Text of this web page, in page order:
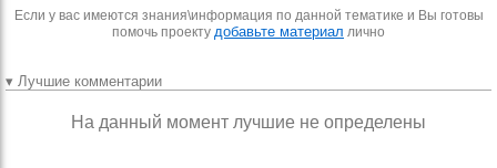
Если у вас имеются знания\информация по данной тематике и Вы готовы
помочь проекту добавьте материал лично
▾ Лучшие комментарии
На данный момент лучшие не определены